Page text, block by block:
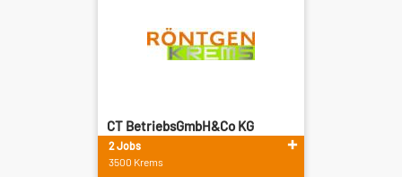
CT BetriebsGmbH&Co KG
2 Jobs
3500 Krems